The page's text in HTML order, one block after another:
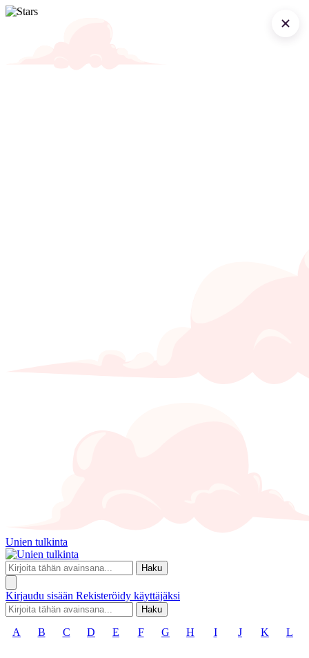
Unien tulkinta
Haku
Kirjaudu sisään Rekisteröidy käyttäjäksi
Haku
A B C D E F G H I J K L